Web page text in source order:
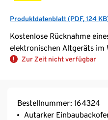
Produktdatenblatt (PDF, 124
Kostenlose Rücknahme
elektronischen Altgeräts im
Zur Zeit nicht verfügbar
Bestellnummer: 164324
Autarker